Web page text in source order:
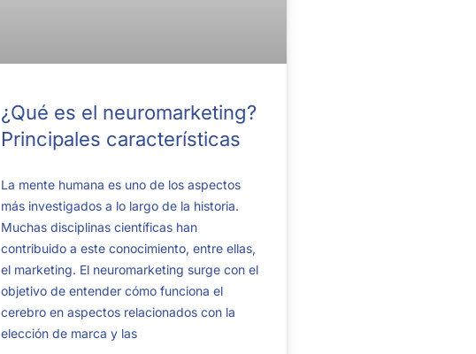
¿Qué es el neuromarketing?
Principales características
La mente humana es uno de los aspectos
más investigados a lo largo de la historia.
Muchas disciplinas científicas han
contribuido a este conocimiento, entre ellas,
el marketing. El neuromarketing surge con el
objetivo de entender cómo funciona el
cerebro en aspectos relacionados con la
elección de marca y las